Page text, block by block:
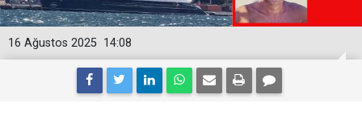
14:08
16 Ağustos 2025